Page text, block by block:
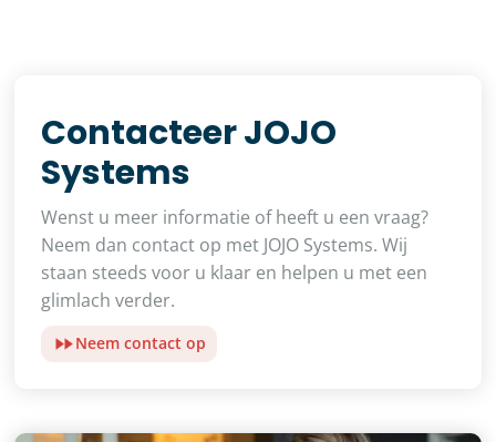
Contacteer JOJO
Systems
Wenst u meer informatie of heeft u een vraag?
Neem dan contact op met JOJO Systems. Wij
staan steeds voor u klaar en helpen u met een
glimlach verder.
Neem contact op